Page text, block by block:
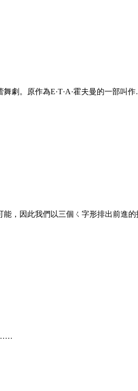
舞劇。原作為E·T·A·霍夫曼的一部
能，因此我們以三個ㄑ字形排出前